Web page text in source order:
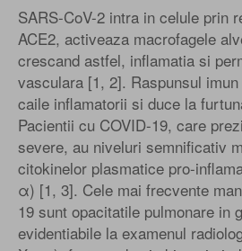
SARS-CoV-2 intra in celule prin
ACE2, activeaza macrofagele
crescand astfel, inflamatia si
vasculara [1, 2]. Raspunsul
caile inflamatorii si duce la
Pacientii cu COVID-19, care
severe, au niveluri semnificativ
citokinelor plasmatice pro-
α) [1, 3]. Cele mai frecvente
19 sunt opacitatile pulmonare in
evidentiabile la examenul